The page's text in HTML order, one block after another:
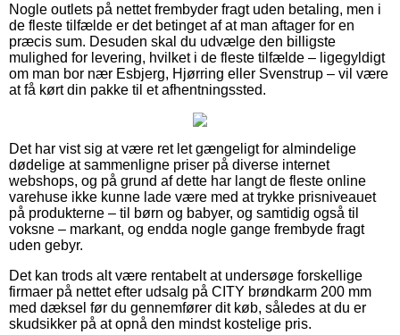
Nogle outlets på nettet frembyder fragt uden betaling, men i
de fleste tilfælde er det betinget af at man aftager for en
præcis sum. Desuden skal du udvælge den billigste
mulighed for levering, hvilket i de fleste tilfælde – ligegyldigt
om man bor nær Esbjerg, Hjørring eller Svenstrup – vil være
at få kørt din pakke til et afhentningssted.
Det har vist sig at være ret let gængeligt for almindelige
dødelige at sammenligne priser på diverse internet
webshops, og på grund af dette har langt de fleste online
varehuse ikke kunne lade være med at trykke prisniveauet
på produkterne – til børn og babyer, og samtidig også til
voksne – markant, og endda nogle gange frembyde fragt
uden gebyr.
Det kan trods alt være rentabelt at undersøge forskellige
firmaer på nettet efter udsalg på CITY brøndkarm 200 mm
med dæksel før du gennemfører dit køb, således at du er
skudsikker på at opnå den mindst kostelige pris.